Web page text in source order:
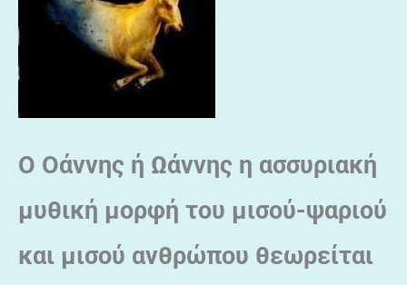
O Οάννης ή Ωάννης η ασσυριακή
μυθική μορφή του μισού-ψαριού
και μισού ανθρώπου θεωρείται